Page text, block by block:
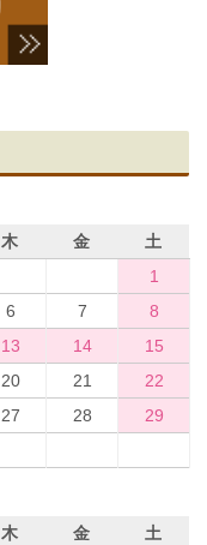
木 金
土
1
6 7
8
13 14
15
20 21
22
27 28
29
木 金
土